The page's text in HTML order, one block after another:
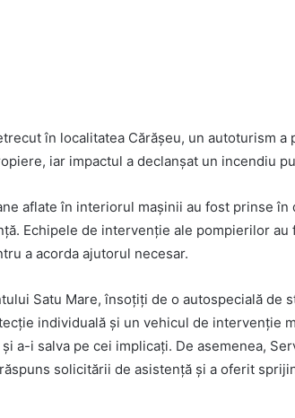
în localitatea Cărășeu, un autoturism
iar impactul a declanșat un incendiu
aflate în interiorul mașinii au fost prinse în
Echipele de intervenție ale pompierilor
a acorda ajutorul necesar.
Satu Mare, însoțiți de o autospecială de
individuală și un vehicul de intervenție
a-i salva pe cei implicați. De asemenea,
solicitării de asistență și a oferit